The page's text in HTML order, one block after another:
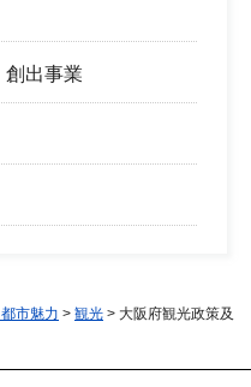
創出事業
市魅力 > 観光 > 大阪府観光政策及